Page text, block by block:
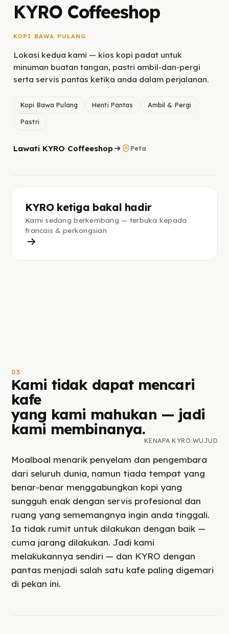
KYRO Coffeeshop
KOPI BAWA PULANG
Lokasi kedua kami — kios kopi padat untuk
minuman buatan tangan, pastri ambil-dan-pergi
serta servis pantas ketika anda dalam perjalanan.
Kopi Bawa Pulang Henti Pantas Ambil & Pergi
Pastri
Lawati KYRO Coffeeshop Peta
KYRO ketiga bakal hadir
Kami sedang berkembang — terbuka kepada
francais & perkongsian
03
Kami tidak dapat mencari
kafe
yang kami mahukan — jadi
kami membinanya.
KENAPA KYRO WUJUD
Moalboal menarik penyelam dan pengembara
dari seluruh dunia, namun tiada tempat yang
benar-benar menggabungkan kopi yang
sungguh enak dengan servis profesional dan
ruang yang sememangnya ingin anda tinggali.
Ia tidak rumit untuk dilakukan dengan baik —
cuma jarang dilakukan. Jadi kami
melakukannya sendiri — dan KYRO dengan
pantas menjadi salah satu kafe paling digemari
di pekan ini.